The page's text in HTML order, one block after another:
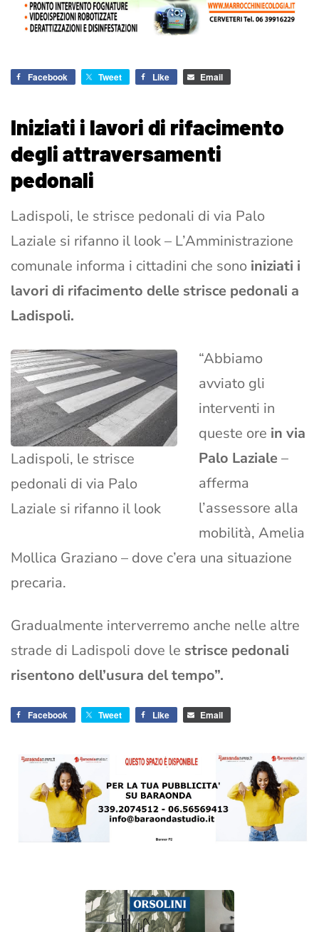
Facebook Tweet Like Email
Iniziati i lavori di rifacimento
degli attraversamenti
pedonali
Ladispoli, le strisce pedonali di via Palo
Laziale si rifanno il look – L’Amministrazione
comunale informa i cittadini che sono iniziati i
lavori di rifacimento delle strisce pedonali a
Ladispoli.
Ladispoli, le strisce
pedonali di via Palo
Laziale si rifanno il look
“Abbiamo
avviato gli
interventi in
queste ore in via
Palo Laziale –
afferma
l’assessore alla
mobilità, Amelia
Mollica Graziano – dove c’era una situazione
precaria.
Gradualmente interverremo anche nelle altre
strade di Ladispoli dove le strisce pedonali
risentono dell’usura del tempo”.
Facebook Tweet Like Email